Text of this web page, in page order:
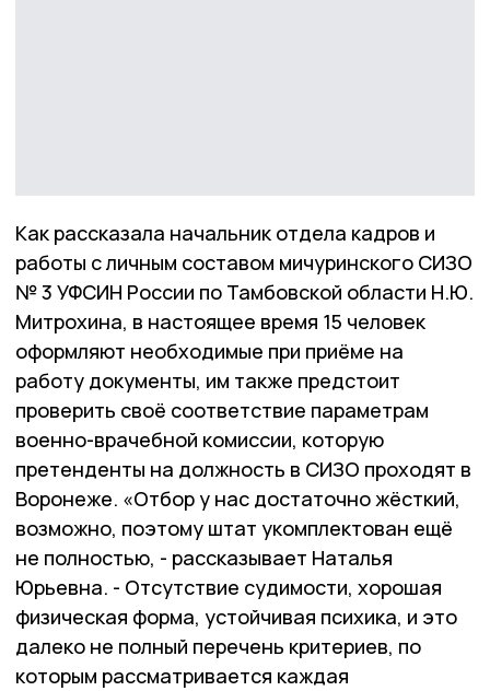
Как рассказала начальник отдела кадров и
работы с личным составом мичуринского СИЗО
№ 3 УФСИН России по Тамбовской области Н.Ю.
Митрохина, в настоящее время 15 человек
оформляют необходимые при приёме на
работу документы, им также предстоит
проверить своё соответствие параметрам
военно-врачебной комиссии, которую
претенденты на должность в СИЗО проходят в
Воронеже. «Отбор у нас достаточно жёсткий,
возможно, поэтому штат укомплектован ещё
не полностью, - рассказывает Наталья
Юрьевна. - Отсутствие судимости, хорошая
физическая форма, устойчивая психика, и это
далеко не полный перечень критериев, по
которым рассматривается каждая